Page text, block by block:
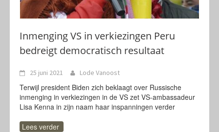
Inmenging VS in verkiezingen Peru
bedreigt democratisch resultaat
25 juni 2021 Lode Vanoost
Terwijl president Biden zich beklaagt over Russische
inmenging in verkiezingen in de VS zet VS-ambassadeur
Lisa Kenna in zijn naam haar inspanningen verder
Lees verder